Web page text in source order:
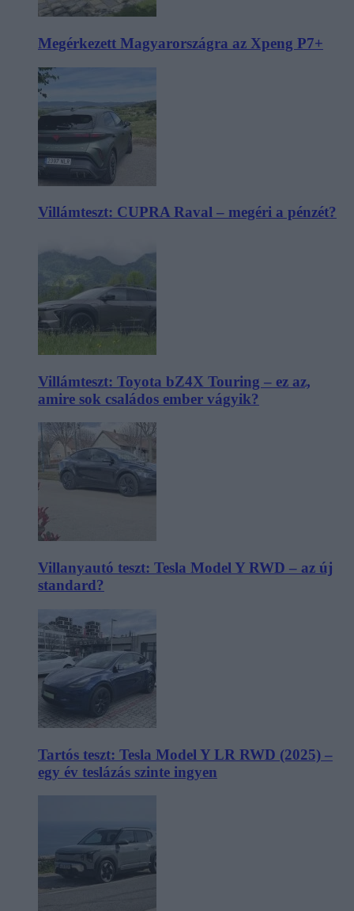
Megérkezett Magyarországra az Xpeng P7+
Villámteszt: CUPRA Raval – megéri a pénzét?
Villámteszt: Toyota bZ4X Touring – ez az,
amire sok családos ember vágyik?
Villanyautó teszt: Tesla Model Y RWD – az új
standard?
Tartós teszt: Tesla Model Y LR RWD (2025) –
egy év teslázás szinte ingyen